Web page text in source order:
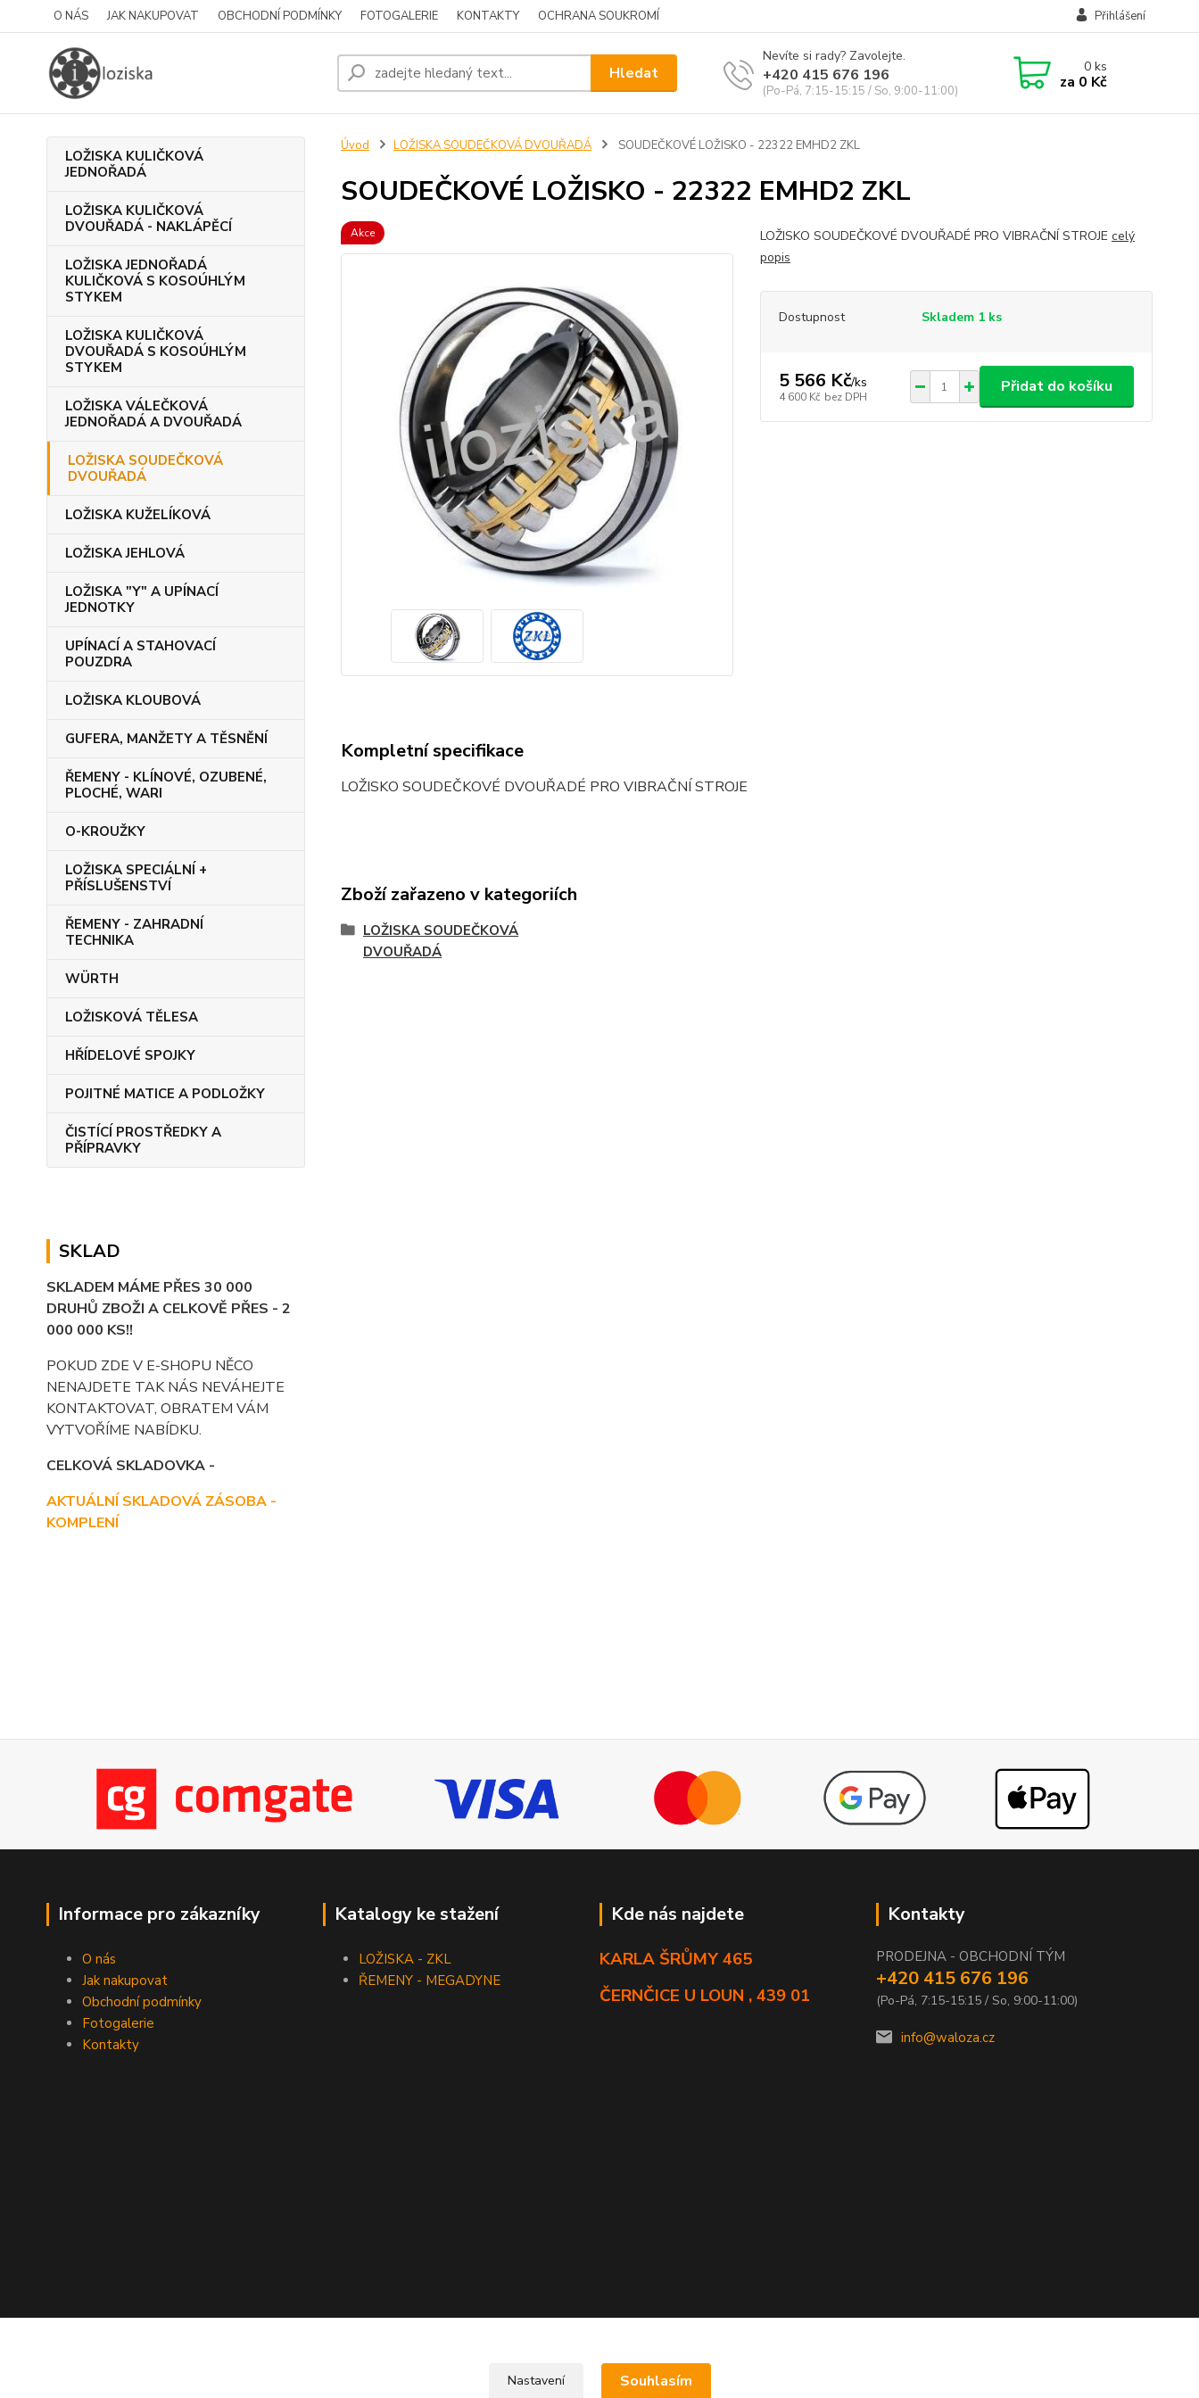
O NÁS JAK NAKUPOVAT OBCHODNÍ PODMÍNKY FOTOGALERIE KONTAKTY OCHRANA SOUKROMÍ Přihlášení
Hledat
Nevíte si rady? Zavolejte.
+420 415 676 196
(Po-Pá, 7:15-15:15 / So, 9:00-11:00)
0ks
za 0 Kč
LOŽISKA KULIČKOVÁ
JEDNOŘADÁ
LOŽISKA KULIČKOVÁ
DVOUŘADÁ - NAKLÁPĚCÍ
LOŽISKA JEDNOŘADÁ
KULIČKOVÁ S KOSOÚHLÝM
STYKEM
LOŽISKA KULIČKOVÁ
DVOUŘADÁ S KOSOÚHLÝM
STYKEM
LOŽISKA VÁLEČKOVÁ
JEDNOŘADÁ A DVOUŘADÁ
LOŽISKA SOUDEČKOVÁ
DVOUŘADÁ
LOŽISKA KUŽELÍKOVÁ
LOŽISKA JEHLOVÁ
LOŽISKA "Y" A UPÍNACÍ
JEDNOTKY
UPÍNACÍ A STAHOVACÍ
POUZDRA
LOŽISKA KLOUBOVÁ
GUFERA, MANŽETY A TĚSNĚNÍ
ŘEMENY - KLÍNOVÉ, OZUBENÉ,
PLOCHÉ, WARI
O-KROUŽKY
LOŽISKA SPECIÁLNÍ +
PŘÍSLUŠENSTVÍ
ŘEMENY - ZAHRADNÍ
TECHNIKA
WÜRTH
LOŽISKOVÁ TĚLESA
HŘÍDELOVÉ SPOJKY
POJITNÉ MATICE A PODLOŽKY
ČISTÍCÍ PROSTŘEDKY A
PŘÍPRAVKY
SKLAD
SKLADEM MÁME PŘES 30 000
DRUHŮ ZBOŽI A CELKOVĚ PŘES - 2
000 000 KS!!
POKUD ZDE V E-SHOPU NĚCO
NENAJDETE TAK NÁS NEVÁHEJTE
KONTAKTOVAT, OBRATEM VÁM
VYTVOŘÍME NABÍDKU.
CELKOVÁ SKLADOVKA -
AKTUÁLNÍ SKLADOVÁ ZÁSOBA -
KOMPLENÍ
Úvod LOŽISKA SOUDEČKOVÁ DVOUŘADÁ SOUDEČKOVÉ LOŽISKO - 22322 EMHD2 ZKL
SOUDEČKOVÉ LOŽISKO - 22322 EMHD2 ZKL
Akce LOŽISKO SOUDEČKOVÉ DVOUŘADÉ PRO VIBRAČNÍ STROJE celý
popis
Dostupnost Skladem 1 ks
5 566 Kč/ks
4 600 Kč bez DPH
Přidat do košíku
Kompletní specifikace
LOŽISKO SOUDEČKOVÉ DVOUŘADÉ PRO VIBRAČNÍ STROJE
Zboží zařazeno v kategoriích
LOŽISKA SOUDEČKOVÁ
DVOUŘADÁ
Informace pro zákazníky
O nás
Jak nakupovat
Obchodní podmínky
Fotogalerie
Kontakty
Katalogy ke stažení
LOŽISKA - ZKL
ŘEMENY - MEGADYNE
Kde nás najdete
KARLA ŠRŮMY 465
ČERNČICE U LOUN , 439 01
Kontakty
PRODEJNA - OBCHODNÍ TÝM
+420 415 676 196
(Po-Pá, 7:15-15:15 / So, 9:00-11:00)
info@waloza.cz
Nastavení Souhlasím